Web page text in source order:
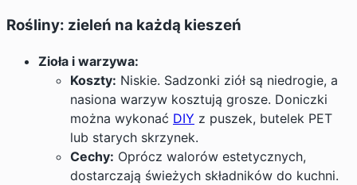
Rośliny: zieleń na każdą kieszeń
Zioła i warzywa:
Koszty: Niskie. Sadzonki ziół są niedrogie, a
nasiona warzyw kosztują grosze. Doniczki
można wykonać DIY z puszek, butelek PET
lub starych skrzynek.
Cechy: Oprócz walorów estetycznych,
dostarczają świeżych składników do kuchni.